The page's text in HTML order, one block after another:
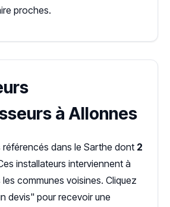
proches.
à Allonnes
dans le Sarthe dont 2
installateurs interviennent à
communes voisines. Cliquez
devis" pour recevoir une